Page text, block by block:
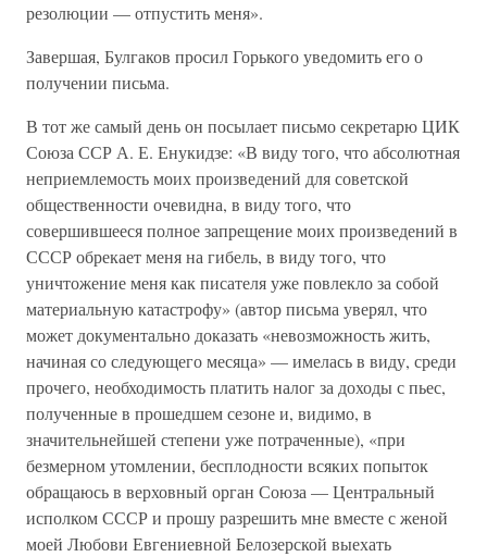
резолюции — отпустить меня».
Завершая, Булгаков просил Горького уведомить его о
получении письма.
В тот же самый день он посылает письмо секретарю ЦИК
Союза ССР А. Е. Енукидзе: «В виду того, что абсолютная
неприемлемость моих произведений для советской
общественности очевидна, в виду того, что
совершившееся полное запрещение моих произведений в
СССР обрекает меня на гибель, в виду того, что
уничтожение меня как писателя уже повлекло за собой
материальную катастрофу» (автор письма уверял, что
может документально доказать «невозможность жить,
начиная со следующего месяца» — имелась в виду, среди
прочего, необходимость платить налог за доходы с пьес,
полученные в прошедшем сезоне и, видимо, в
значительнейшей степени уже потраченные), «при
безмерном утомлении, бесплодности всяких попыток
обращаюсь в верховный орган Союза — Центральный
исполком СССР и прошу разрешить мне вместе с женой
моей Любови Евгениевной Белозерской выехать